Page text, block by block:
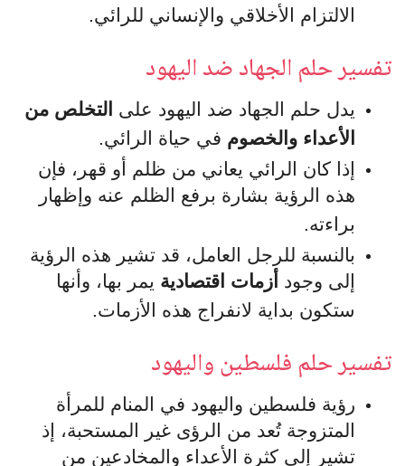
الالتزام الأخلاقي والإنساني للرائي.
تفسير حلم الجهاد ضد اليهود
يدل حلم الجهاد ضد اليهود على التخلص من
الأعداء والخصوم في حياة الرائي.
إذا كان الرائي يعاني من ظلم أو قهر، فإن
هذه الرؤية بشارة برفع الظلم عنه وإظهار
براءته.
بالنسبة للرجل العامل، قد تشير هذه الرؤية
إلى وجود أزمات اقتصادية يمر بها، وأنها
ستكون بداية لانفراج هذه الأزمات.
تفسير حلم فلسطين واليهود
رؤية فلسطين واليهود في المنام للمرأة
المتزوجة تُعد من الرؤى غير المستحبة، إذ
تشير إلى كثرة الأعداء والمخادعين من